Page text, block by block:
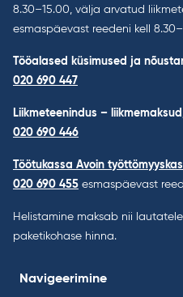
8.30–15.00, välja arvatud
esmaspäevast reedeni kell
Tööalased küsimused ja
020 690 447
Liikmeteenindus –
020 690 446
Töötukassa Avoin
020 690 455 esmaspäevast
Helistamine maksab nii
paketikohase hinna.
Navigeerimine